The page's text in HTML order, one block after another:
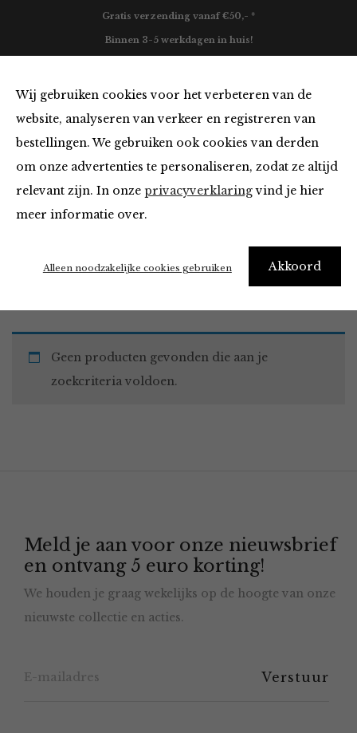
Wij gebruiken cookies voor het verbeteren van de
website, analyseren van verkeer en registreren van
bestellingen. We gebruiken ook cookies van derden
om onze advertenties te personaliseren, zodat ze altijd
relevant zijn. In onze privacyverklaringvind je hier
meer informatie over.
Akkoord
Alleen noodzakelijke cookies gebruiken
Gratis verzending vanaf €50,- *
Binnen 3-5 werkdagen in huis!
Broeken en Jumpsuits
Home Winkel Kleding Broeken en Jumpsuits
Geen producten gevonden die aan je
zoekcriteria voldoen.
Meld je aan voor onze nieuwsbrief
en ontvang 5 euro korting!
We houden je graag wekelijks op de hoogte van onze
nieuwste collectie en acties.